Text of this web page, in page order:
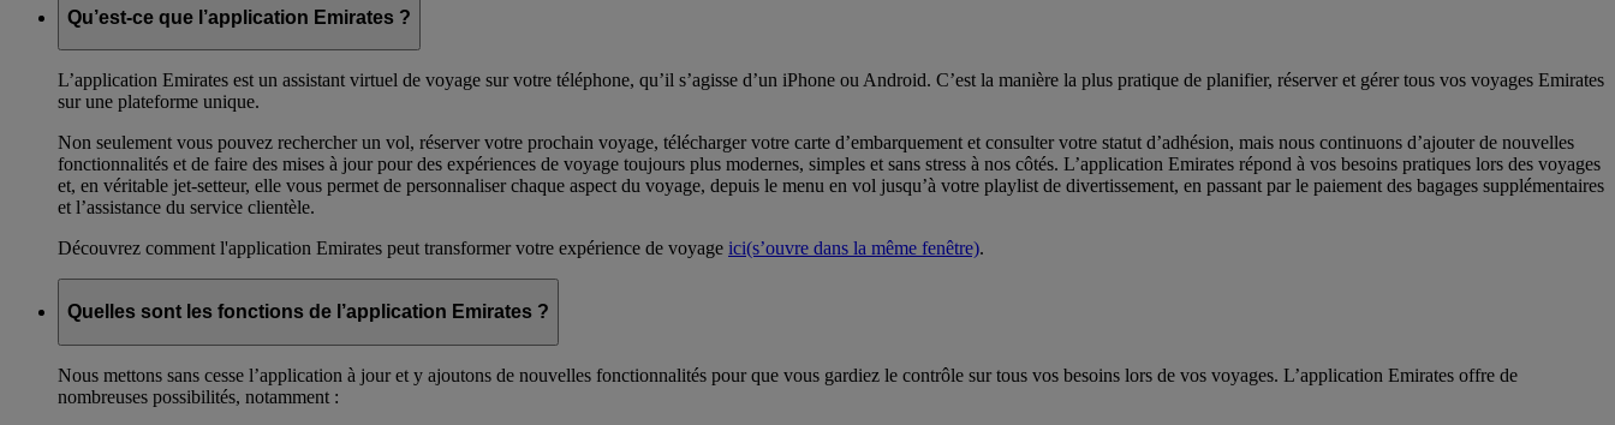
Qu’est-ce que l’application Emirates ?
L’application Emirates est un assistant virtuel de voyage sur votre téléphone, qu’il s’agisse d’un iPhone ou Android. C’est la manière la plus pratique de planifier, réserver et gérer tous vos voyages Emirates
sur une plateforme unique.
Non seulement vous pouvez rechercher un vol, réserver votre prochain voyage, télécharger votre carte d’embarquement et consulter votre statut d’adhésion, mais nous continuons d’ajouter de nouvelles
fonctionnalités et de faire des mises à jour pour des expériences de voyage toujours plus modernes, simples et sans stress à nos côtés. L’application Emirates répond à vos besoins pratiques lors des voyages
et, en véritable jet-setteur, elle vous permet de personnaliser chaque aspect du voyage, depuis le menu en vol jusqu’à votre playlist de divertissement, en passant par le paiement des bagages supplémentaires
et l’assistance du service clientèle.
Découvrez comment l'application Emirates peut transformer votre expérience de voyage ici(s’ouvre dans la même fenêtre).
Quelles sont les fonctions de l’application Emirates ?
Nous mettons sans cesse l’application à jour et y ajoutons de nouvelles fonctionnalités pour que vous gardiez le contrôle sur tous vos besoins lors de vos voyages. L’application Emirates offre de
nombreuses possibilités, notamment :